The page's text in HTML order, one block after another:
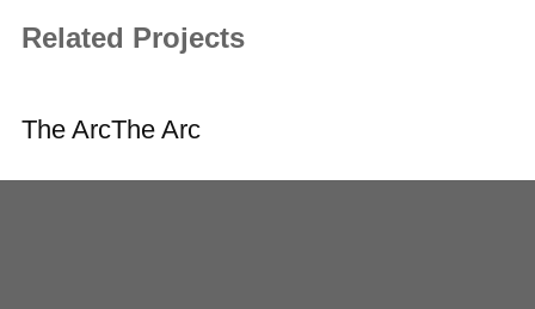
Related Projects
The ArcThe Arc